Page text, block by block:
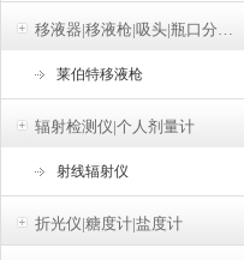
移液器|移液枪|吸头|瓶口分液器
莱伯特移液枪
辐射检测仪|个人剂量计
射线辐射仪
折光仪|糖度计|盐度计